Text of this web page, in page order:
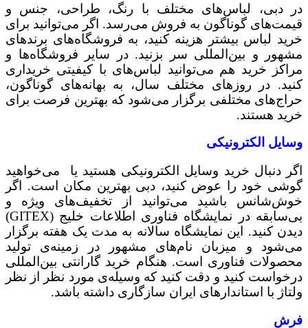
در دبی، لباس‌های مختلف با رنگ، طراحی، جنس و
قیمت‌های گوناگون به فروش می‌رسد. اگر می‌توانید برای
خرید لباس بیشتر هزینه کنید، به فروشگاه‌های برندهای
مشهور و بین‌المللی سر بزنید. در سایر فروشگاه‌ها و
مراکز خرید هم می‌توانید لباس‌های با کیفیتی خریداری
کنید. در روزهای مختلف سال، به بهانه‌های گوناگون،
حراج‌های مختلفی برگزار می‌شود که بهترین فرصت برای
خرید هستند.
وسایل الکترونیکی
اگر دنبال خرید وسایل الکترونیکی هستید یا می‌خواهید
گوشی خود را عوض کنید، دبی بهترین مکان است. اگر
خوش‌شانس باشید می‌توانید از تخفیف‌های ویژه و
بی‌سابقه در نمایشگاه فناوری اطلاعات خلیج (GITEX)
دیدن کنید. این نمایشگاه سالانه به مدت یک هفته برگزار
می‌شود و میزبان نام‌های مشهور در زمینه‌ی تولید
محصولات فناوری است. هنگام خرید گارانتی بین‌المللی
درخواست کنید و دقت کنید که وسیله‌ی مورد نظر از نظر
ولتاژ با استاندارهای ایران سازگاری داشته باشد.
فرش